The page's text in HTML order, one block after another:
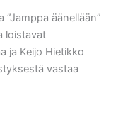
äänellään”
loistavat
ja Keijo Hietikko
vastaa